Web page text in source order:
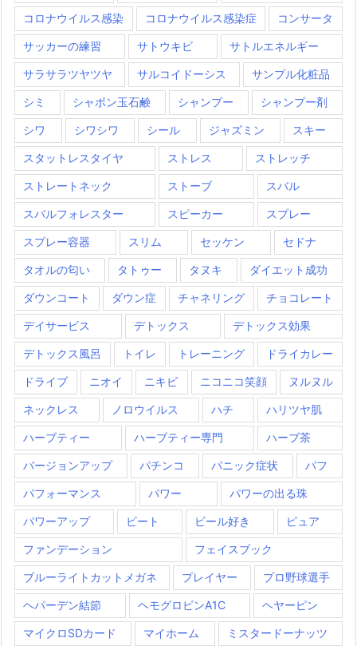
コロナウイルス感染 コロナウイルス感染症 コンサータ
サッカーの練習 サトウキビ サトルエネルギー
サラサラツヤツヤ サルコイドーシス サンプル化粧品
シミ シャボン玉石鹸 シャンプー シャンプー剤
シワ シワシワ シール ジャズミン スキー
スタットレスタイヤ ストレス ストレッチ
ストレートネック ストーブ スバル
スバルフォレスター スピーカー スプレー
スプレー容器 スリム セッケン セドナ
タオルの匂い タトゥー タヌキ ダイエット成功
ダウンコート ダウン症 チャネリング チョコレート
デイサービス デトックス デトックス効果
デトックス風呂 トイレ トレーニング ドライカレー
ドライブ ニオイ ニキビ ニコニコ笑顔 ヌルヌル
ネックレス ノロウイルス ハチ ハリツヤ肌
ハーブティー ハーブティー専門 ハーブ茶
バージョンアップ パチンコ パニック症状 パフ
パフォーマンス パワー パワーの出る珠
パワーアップ ビート ビール好き ピュア
ファンデーション フェイスブック
ブルーライトカットメガネ プレイヤー プロ野球選手
ヘパーデン結節 ヘモグロビンA1C ヘヤーピン
マイクロSDカード マイホーム ミスタードーナッツ